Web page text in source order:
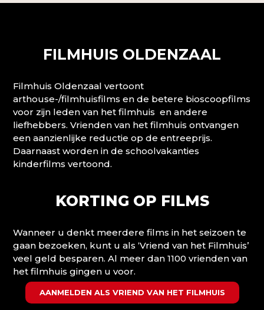
FILMHUIS OLDENZAAL
Filmhuis Oldenzaal vertoont
arthouse-/filmhuisfilms en de betere bioscoopfilms
voor zijn leden van het filmhuis en andere
liefhebbers. Vrienden van het filmhuis ontvangen
een aanzienlijke reductie op de entreeprijs.
Daarnaast worden in de schoolvakanties
kinderfilms vertoond.
KORTING OP FILMS
Wanneer u denkt meerdere films in het seizoen te
gaan bezoeken, kunt u als ‘Vriend van het Filmhuis’
veel geld besparen. Al meer dan 1100 vrienden van
het filmhuis gingen u voor.
AANMELDEN ALS VRIEND VAN HET FILMHUIS